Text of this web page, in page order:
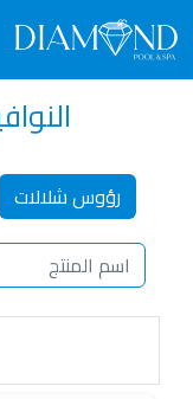
رؤوس شلالات